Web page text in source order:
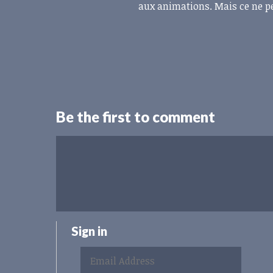
aux animations. Mais ce ne
Be the first to comment
Sign in